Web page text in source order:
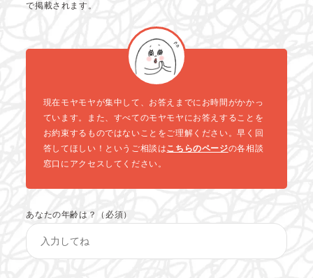
で掲載されます。
現在モヤモヤが集中して、お答えまでにお時間がかかっ
ています。また、すべてのモヤモヤにお答えすることを
お約束するものではないことをご理解ください。早く回
答してほしい！というご相談はこちらのページの各相談
窓口にアクセスしてください。
あなたの年齢は？（必須）